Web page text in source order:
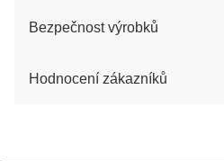
Bezpečnost výrobků
Hodnocení zákazníků